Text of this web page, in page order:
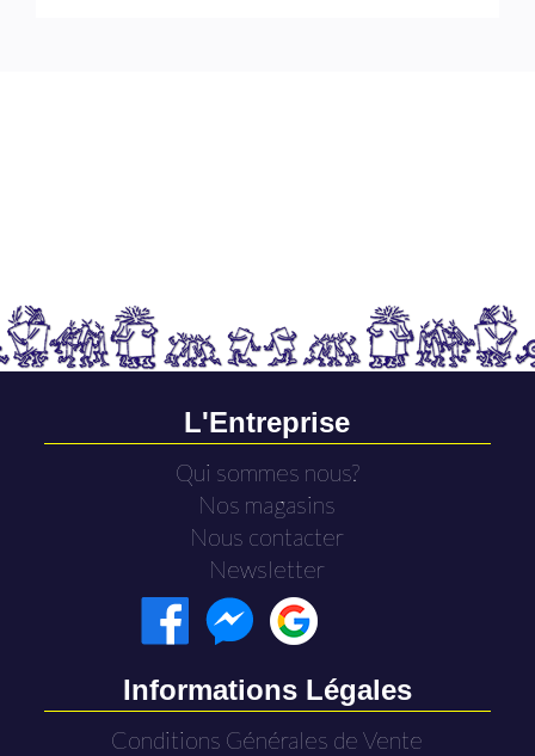
L'Entreprise
Qui sommes nous?
Nos magasins
Nous contacter
Newsletter
Informations Légales
Conditions Générales de Vente